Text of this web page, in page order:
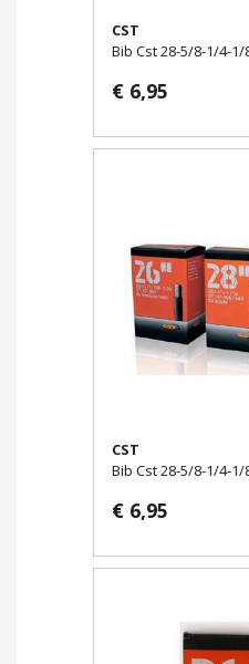
CST
Bib Cst 28-5/8-1/4-1/
€ 6,95
CST
Bib Cst 28-5/8-1/4-
€ 6,95